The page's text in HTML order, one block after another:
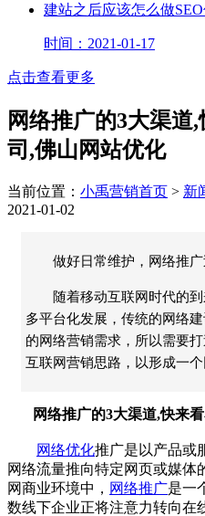
建站之后应该怎么做
时间：2021-01-17
点击查看更多
网络推广的3大渠道
司,佛山网站优化
当前位置： 小禹营销首页 > 新
2021-01-02
做好日常维护，网络推广
随着移动互联网时代的
多平台化发展，传统的网络
的网络营销需求，所以需要
互联网营销思路，以形成一个
网络推广的3大渠道,快来看
网络优化推广是以产品或
网络流量推向特定网页或媒体
网商业环境中， 网络推广是一
数线下企业正将注意力转向在